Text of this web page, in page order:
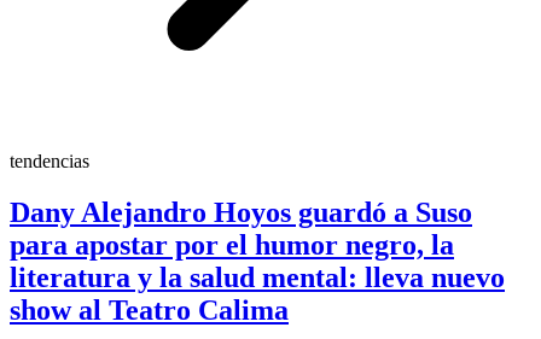
tendencias
Dany Alejandro Hoyos guardó a Suso
para apostar por el humor negro, la
literatura y la salud mental: lleva nuevo
show al Teatro Calima